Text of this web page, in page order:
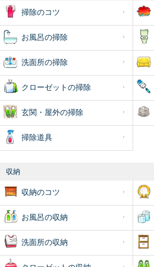
掃除のコツ
お風呂の掃除
洗面所の掃除
クローゼットの掃除
玄関・屋外の掃除
掃除道具
収納
収納のコツ
お風呂の収納
洗面所の収納